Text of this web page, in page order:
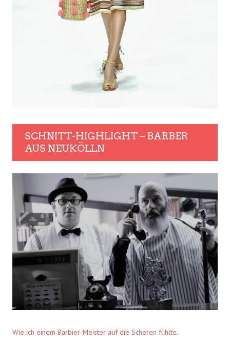
SCHNITT-HIGHLIGHT – BARBER
AUS NEUKÖLLN
Wie ich einem Barbier-Meister auf die Scheren fühlte.